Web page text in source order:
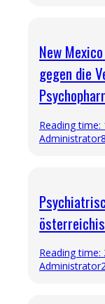
New
gegen die
Reading time:
Administrator
Reading time:
Administrator